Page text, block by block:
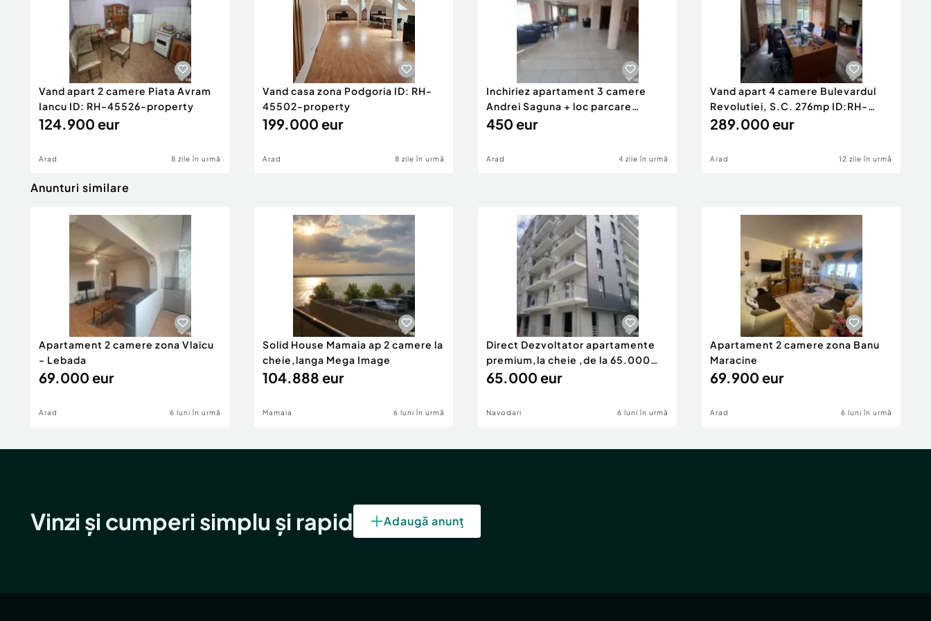
Vand apart 2 camere Piata Avram
Iancu ID: RH-45526-property
124.900 eur
Arad 8 zile în urmă
Vand casa zona Podgoria ID: RH-
45502-property
199.000 eur
Arad 8 zile în urmă
Inchiriez apartament 3 camere
Andrei Saguna + loc parcare
ID:RH-45483-
450 eur
Arad 4 zile în urmă
Vand apart 4 camere Bulevardul
Revolutiei, S.C. 276mp ID:RH-
45447-prop
289.000 eur
Arad 12 zile în urmă
Anunturi similare
Apartament 2 camere zona Vlaicu
- Lebada
69.000 eur
Arad 6 luni în urmă
Solid House Mamaia ap 2 camere la
cheie,langa Mega Image
104.888 eur
Mamaia 6 luni în urmă
Direct Dezvoltator apartamente
premium,la cheie ,de la 65.000
eur
65.000 eur
Navodari 6 luni în urmă
Apartament 2 camere zona Banu
Maracine
69.900 eur
Arad 6 luni în urmă
Vinzi și cumperi simplu și rapid Adaugă anunț